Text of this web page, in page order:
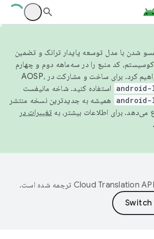
برای همسو شدن با مدل توسعه پایدار ترانک و تضمین
اکوسیستم، کد منبع را در سه‌ماهه دوم و چهارم
استفاده کنید. شاخه مانیفست
همیشه به جدیدترین نسخه منتشر
تغییرات در
ترجمه شده است.